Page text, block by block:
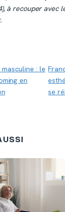
à recouper avec
: le
en
se